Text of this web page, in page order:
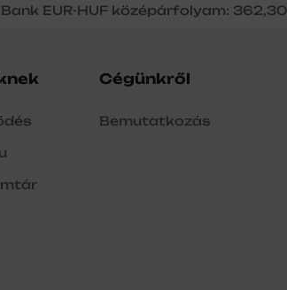
EUR-HUF középárfolyam: 362,30
Cégünkről
Bemutatkozás